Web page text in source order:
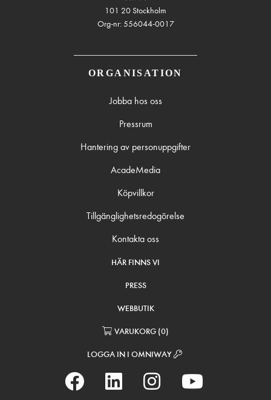
101 20 Stockholm
Org-nr: 556044-0017
ORGANISATION
Jobba hos oss
Pressrum
Hantering av personuppgifter
AcadeMedia
Köpvillkor
Tillgänglighetsredogörelse
Kontakta oss
HÄR FINNS VI
PRESS
WEBBUTIK
VARUKORG (0)
LOGGA IN I OMNIWAY